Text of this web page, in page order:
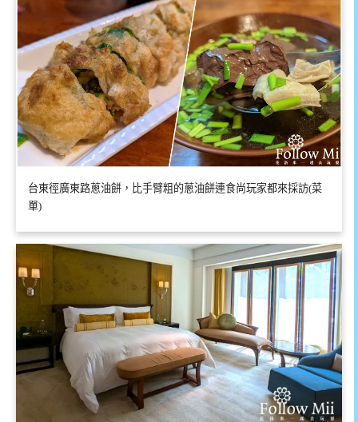
台東徑廣東路蔥油餅，比手臂粗的蔥油餅連食尚玩家都來採訪(菜
單)